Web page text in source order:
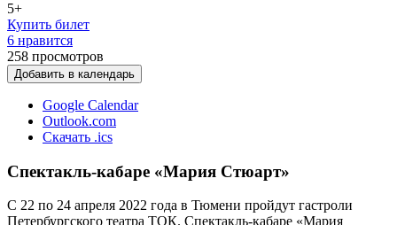
5+
Купить билет
6 нравится
258 просмотров
Добавить в календарь
Google Calendar
Outlook.com
Скачать .ics
Спектакль-кабаре «Мария Стюарт»
С 22 по 24 апреля 2022 года в Тюмени пройдут гастроли
Петербургского театра ТОК. Спектакль-кабаре «Мария